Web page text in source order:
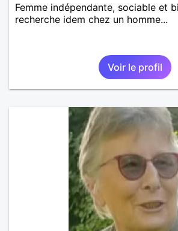
Femme indépendante, sociable et
recherche idem chez un homme...
Voir le profil